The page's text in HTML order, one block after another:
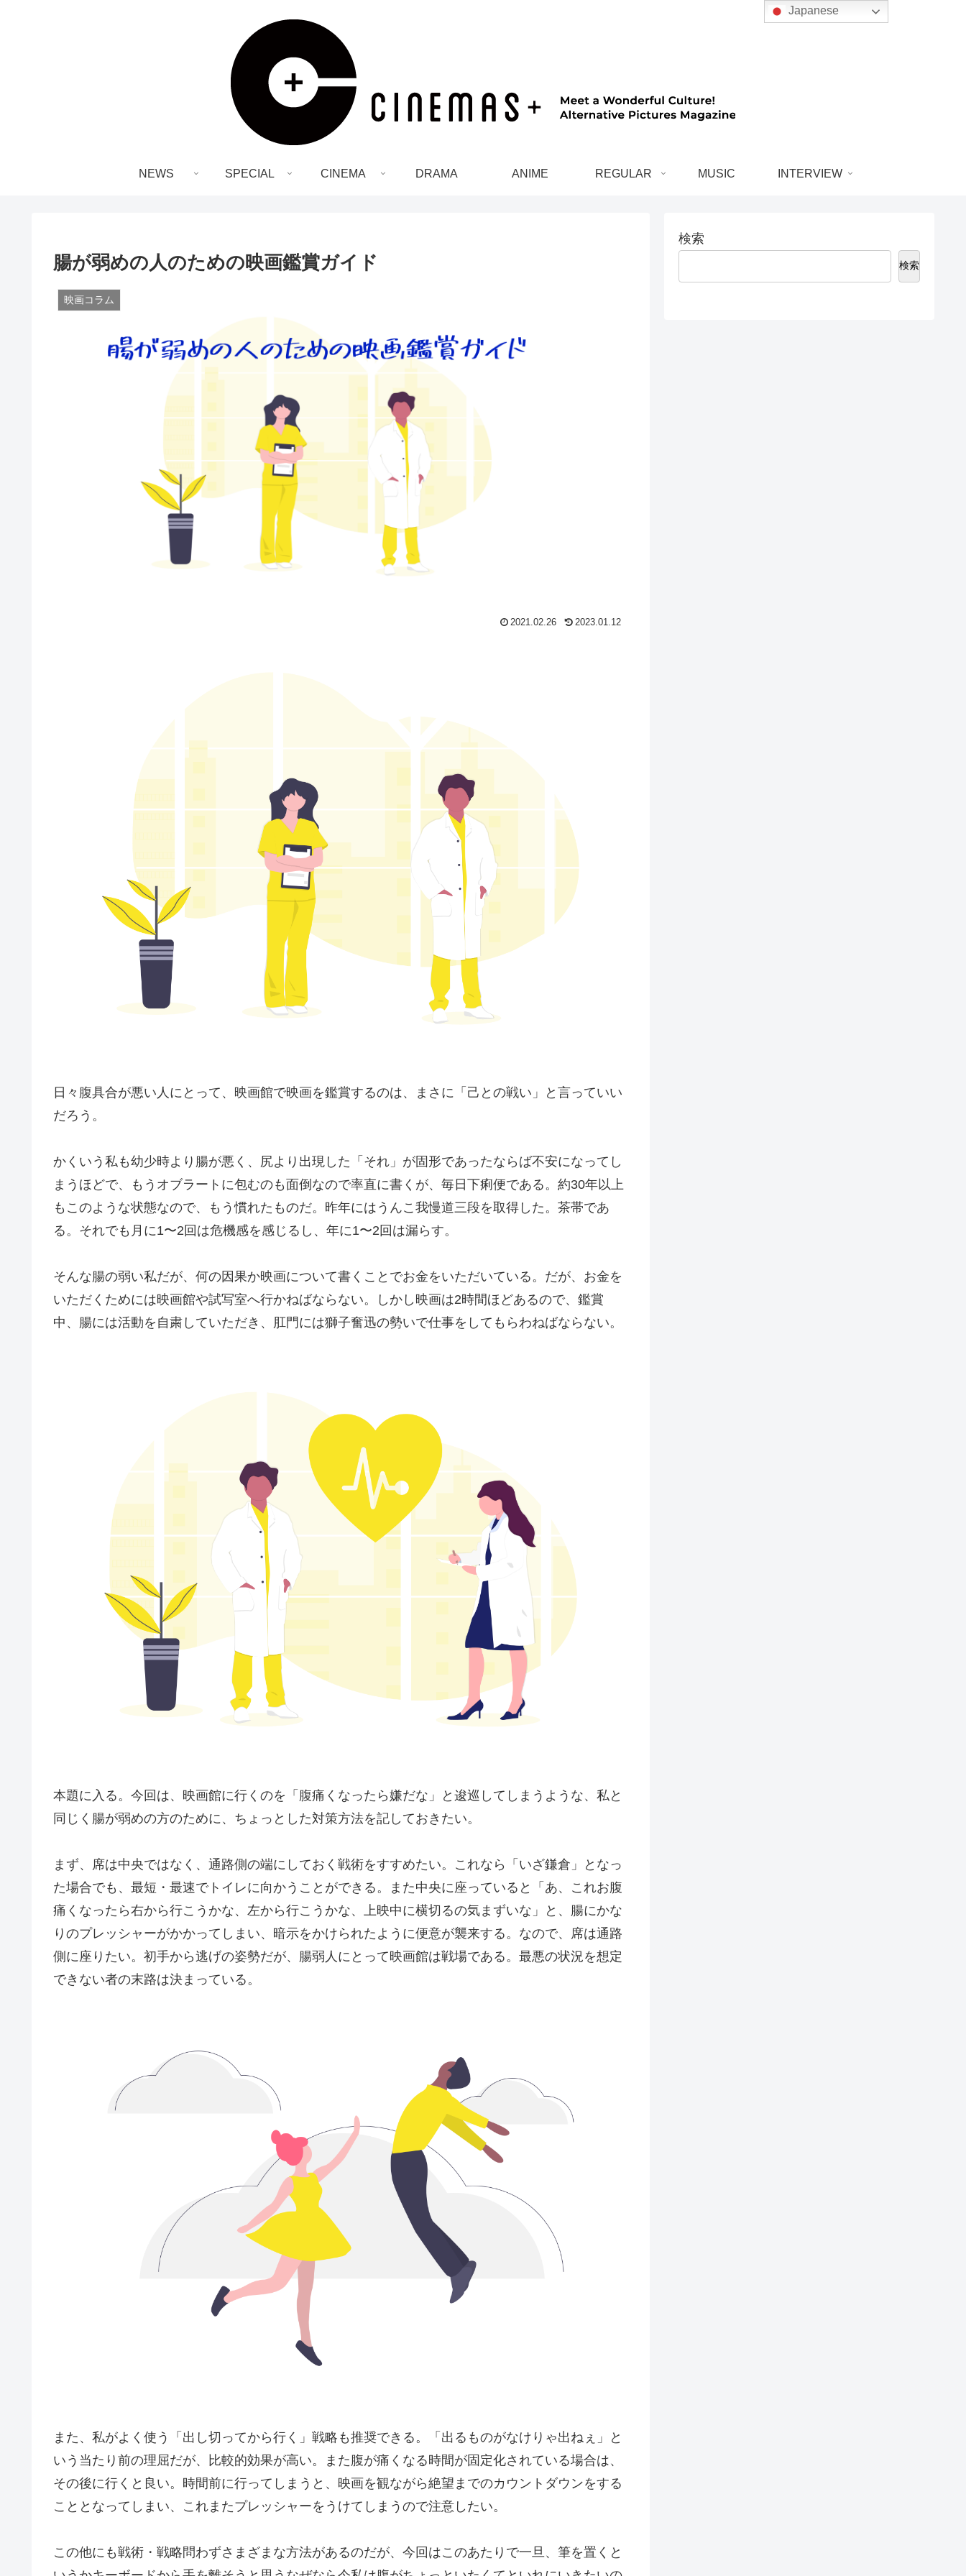
NEWS SPECIAL CINEMA DRAMA ANIME REGULAR MUSIC INTERVIEW
腸が弱めの人のための映画鑑賞ガイド
映画コラム
2021.02.26 2023.01.12
日々腹具合が悪い人にとって、映画館で映画を鑑賞するのは、まさに「己との戦い」と言っていい
だろう。
かくいう私も幼少時より腸が悪く、尻より出現した「それ」が固形であったならば不安になってし
まうほどで、もうオブラートに包むのも面倒なので率直に書くが、毎日下痢便である。約30年以上
もこのような状態なので、もう慣れたものだ。昨年にはうんこ我慢道三段を取得した。茶帯であ
る。それでも月に1〜2回は危機感を感じるし、年に1〜2回は漏らす。
そんな腸の弱い私だが、何の因果か映画について書くことでお金をいただいている。だが、お金を
いただくためには映画館や試写室へ行かねばならない。しかし映画は2時間ほどあるので、鑑賞
中、腸には活動を自粛していただき、肛門には獅子奮迅の勢いで仕事をしてもらわねばならない。
本題に入る。今回は、映画館に行くのを「腹痛くなったら嫌だな」と逡巡してしまうような、私と
同じく腸が弱めの方のために、ちょっとした対策方法を記しておきたい。
まず、席は中央ではなく、通路側の端にしておく戦術をすすめたい。これなら「いざ鎌倉」となっ
た場合でも、最短・最速でトイレに向かうことができる。また中央に座っていると「あ、これお腹
痛くなったら右から行こうかな、左から行こうかな、上映中に横切るの気まずいな」と、腸にかな
りのプレッシャーがかかってしまい、暗示をかけられたように便意が襲来する。なので、席は通路
側に座りたい。初手から逃げの姿勢だが、腸弱人にとって映画館は戦場である。最悪の状況を想定
できない者の末路は決まっている。
また、私がよく使う「出し切ってから行く」戦略も推奨できる。「出るものがなけりゃ出ねぇ」と
いう当たり前の理屈だが、比較的効果が高い。また腹が痛くなる時間が固定化されている場合は、
その後に行くと良い。時間前に行ってしまうと、映画を観ながら絶望までのカウントダウンをする
こととなってしまい、これまたプレッシャーをうけてしまうので注意したい。
この他にも戦術・戦略問わずさまざまな方法があるのだが、今回はこのあたりで一旦、筆を置くと
検索
検索
Japanese